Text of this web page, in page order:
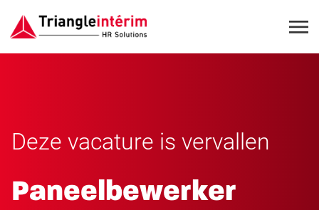
Deze vacature is vervallen
Paneelbewerker